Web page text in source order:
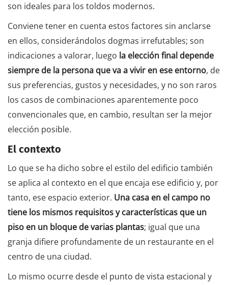
son ideales para los toldos modernos.
Conviene tener en cuenta estos factores sin anclarse
en ellos, considerándolos dogmas irrefutables; son
indicaciones a valorar, luego la elección final depende
siempre de la persona que va a vivir en ese entorno, de
sus preferencias, gustos y necesidades, y no son raros
los casos de combinaciones aparentemente poco
convencionales que, en cambio, resultan ser la mejor
elección posible.
El contexto
Lo que se ha dicho sobre el estilo del edificio también
se aplica al contexto en el que encaja ese edificio y, por
tanto, ese espacio exterior. Una casa en el campo no
tiene los mismos requisitos y características que un
piso en un bloque de varias plantas; igual que una
granja difiere profundamente de un restaurante en el
centro de una ciudad.
Lo mismo ocurre desde el punto de vista estacional y